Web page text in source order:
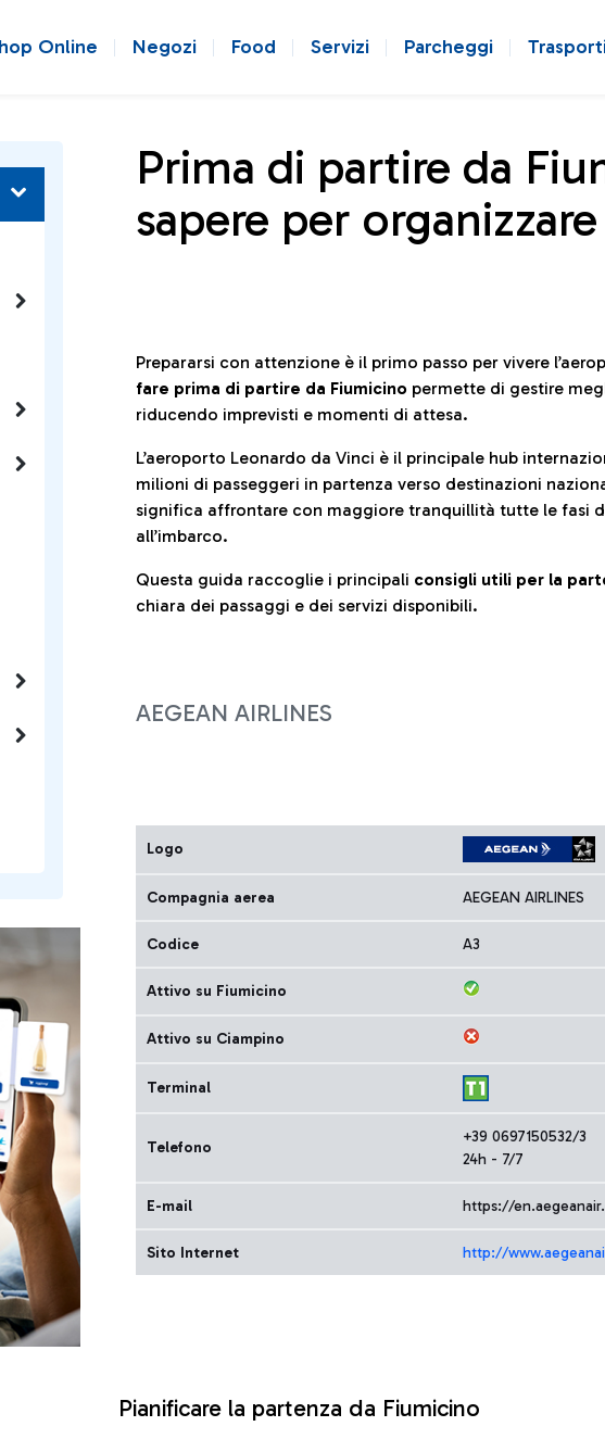
Online Negozi Food Servizi Parcheggi
Prima di partire da
sapere per
Prepararsi con attenzione è il primo passo per vivere
fare prima di partire da Fiumicino permette di gestire
riducendo imprevisti e momenti di attesa.
L’aeroporto Leonardo da Vinci è il principale hub
milioni di passeggeri in partenza verso destinazioni
significa affrontare con maggiore tranquillità tutte le fasi
all’imbarco.
Questa guida raccoglie i principali consigli utili per la
chiara dei passaggi e dei servizi disponibili.
AEGEAN AIRLINES
Logo
Compagnia aerea AEGEAN AIRLINES
Codice A3
Attivo su Fiumicino
Attivo su Ciampino
Terminal
Telefono
+39 0697150532/3
24h - 7/7
E-mail https://
Sito Internet http://
Pianificare la partenza da Fiumicino